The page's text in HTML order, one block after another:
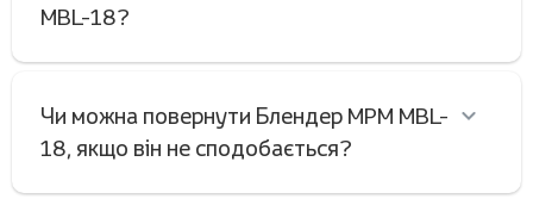
MBL-18?
Чи можна повернути Блендер MPM MBL-
18, якщо він не сподобається?